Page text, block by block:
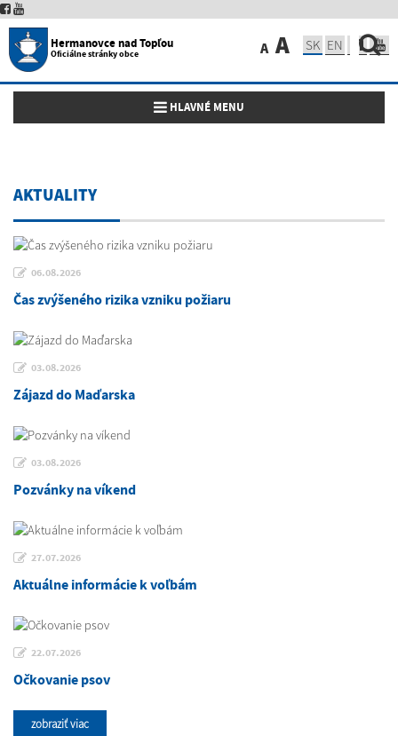
Hermanovce nad Topľou
Oficiálne stránky obce A A SK EN
Toggle navigation
HLAVNÉ MENU
AKTUALITY
06.08.2026
Čas zvýšeného rizika vzniku požiaru
03.08.2026
Zájazd do Maďarska
03.08.2026
Pozvánky na víkend
27.07.2026
Aktuálne informácie k voľbám
22.07.2026
Očkovanie psov
zobraziť viac